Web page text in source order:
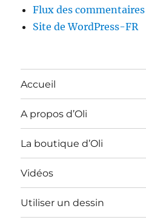
Flux des commentaires
Site de WordPress-FR
Accueil
A propos d’Oli
La boutique d’Oli
Vidéos
Utiliser un dessin